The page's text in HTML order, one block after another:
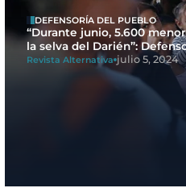
DEFENSORÍA DEL PUEBLO
“Durante junio, 5.600
la selva del Darién”:
Revista Alternativa julio 5, 2024